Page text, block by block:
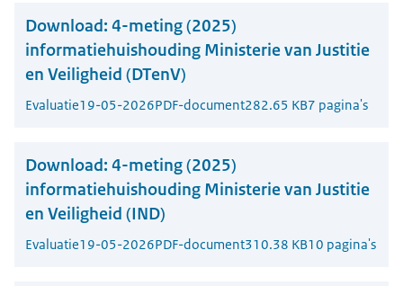
Download: 4-meting (2025)
informatiehuishouding Ministerie van Justitie
en Veiligheid (DTenV)
Evaluatie19-05-2026PDF-document282.65 KB7 pagina's
Download: 4-meting (2025)
informatiehuishouding Ministerie van Justitie
en Veiligheid (IND)
Evaluatie19-05-2026PDF-document310.38 KB10 pagina's